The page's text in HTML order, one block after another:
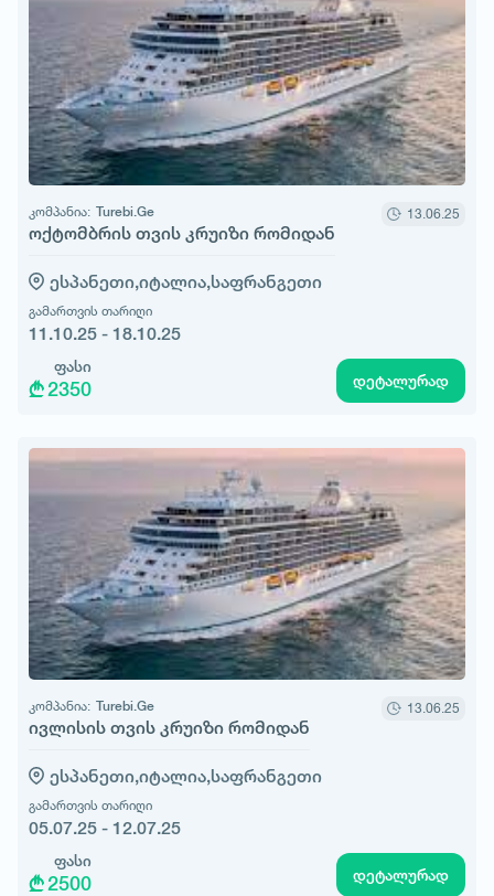
კომპანია: Turebi.Ge
ოქტომბრის თვის კრუიზი რომიდან
13.06.25
ესპანეთი,იტალია,საფრანგეთი
გამართვის თარიღი
11.10.25 - 18.10.25
ფასი
2350 დეტალურად
კომპანია: Turebi.Ge
ივლისის თვის კრუიზი რომიდან
13.06.25
ესპანეთი,იტალია,საფრანგეთი
გამართვის თარიღი
05.07.25 - 12.07.25
ფასი
2500 დეტალურად